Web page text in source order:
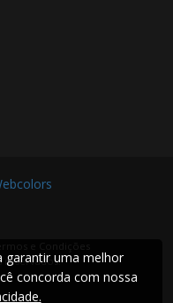
reservados.
garantir uma melhor
concorda com nossa